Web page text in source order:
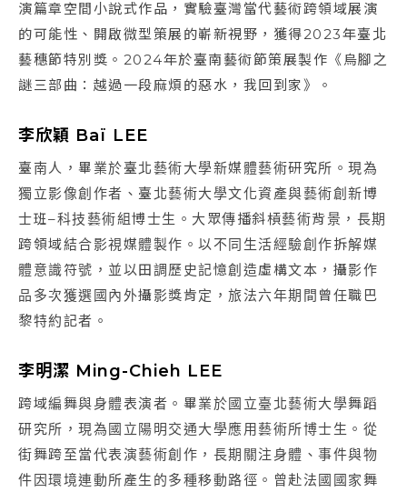
演篇章空間小說式作品，實驗臺灣當代藝術跨領域展演
的可能性、開啟微型策展的嶄新視野，獲得2023年臺北
藝穗節特別獎。2024年於臺南藝術節策展製作《烏腳之
謎三部曲：越過一段麻煩的惡水，我回到家》。
李欣穎 Baï LEE
臺南人，畢業於臺北藝術大學新媒體藝術研究所。現為
獨立影像創作者、臺北藝術大學文化資產與藝術創新博
士班–科技藝術組博士生。大眾傳播斜槓藝術背景，長期
跨領域結合影視媒體製作。以不同生活經驗創作拆解媒
體意識符號，並以田調歷史記憶創造虛構文本，攝影作
品多次獲選國內外攝影獎肯定，旅法六年期間曾任職巴
黎特約記者。
李明潔 Ming-Chieh LEE
跨域編舞與身體表演者。畢業於國立臺北藝術大學舞蹈
研究所，現為國立陽明交通大學應用藝術所博士生。從
街舞跨至當代表演藝術創作，長期關注身體、事件與物
件因環境連動所產生的多種移動路徑。曾赴法國國家舞